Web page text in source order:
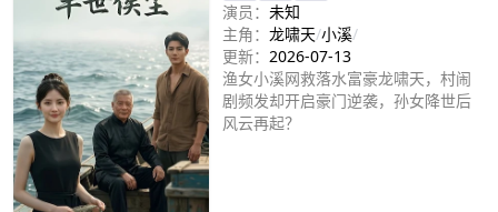
演员： 未知
主角： 龙啸天/小溪/
更新： 2026-07-13
渔女小溪网救落水富豪龙啸天，村闹
剧频发却开启豪门逆袭，孙女降世后
风云再起？